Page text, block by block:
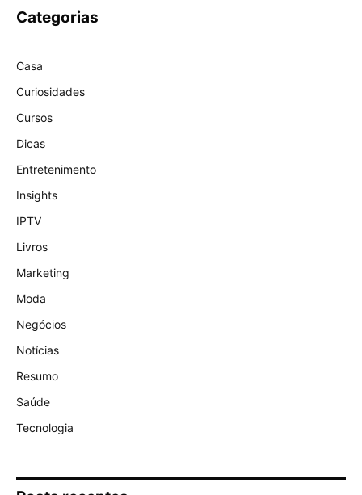
Categorias
Casa
Curiosidades
Cursos
Dicas
Entretenimento
Insights
IPTV
Livros
Marketing
Moda
Negócios
Notícias
Resumo
Saúde
Tecnologia